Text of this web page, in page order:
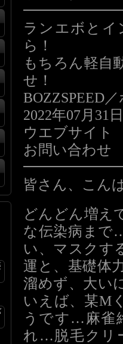
ランエボとイ
ら！
もちろん軽自
せ！
BOZZSPEED
2022年07月31
ウエブサイト
お問い合わせ
皆さん、こん
どんどん増え
な伝染病まで
い、マスクす
運と、基礎体
溜めず、大い
いえば、某M
うです…麻雀
れ…脱毛クリ